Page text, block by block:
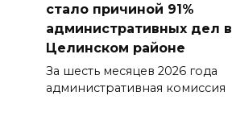
стало причиной 91%
административных дел в
Целинском районе
За шесть месяцев 2026 года
административная комиссия